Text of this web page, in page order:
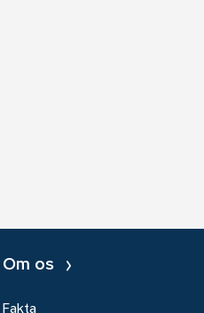
Om os
Fakta